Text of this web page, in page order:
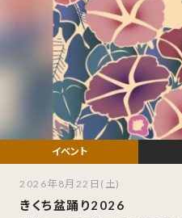
きくち盆踊り2026
2026年8月22日(土)